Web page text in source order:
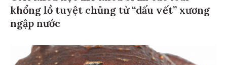
khổng lồ tuyệt chủng từ “dấu vết” xương
ngập nước